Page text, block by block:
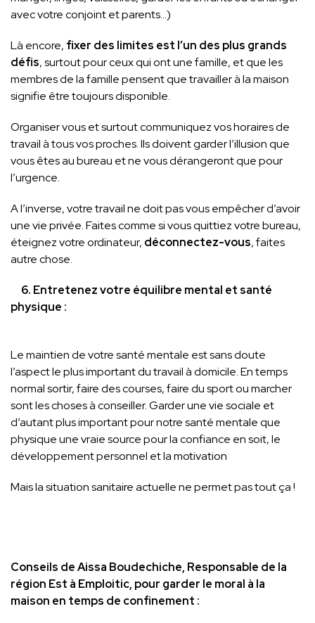
avec votre conjoint et parents…)
Là encore, fixer des limites est l’un des plus grands
défis, surtout pour ceux qui ont une famille, et que les
membres de la famille pensent que travailler à la maison
signifie être toujours disponible.
Organiser vous et surtout communiquez vos horaires de
travail à tous vos proches. Ils doivent garder l’illusion que
vous êtes au bureau et ne vous dérangeront que pour
l’urgence.
A l’inverse, votre travail ne doit pas vous empêcher d’avoir
une vie privée. Faites comme si vous quittiez votre bureau,
éteignez votre ordinateur, déconnectez-vous, faites
autre chose.
6. Entretenez votre équilibre mental et santé
physique :
Le maintien de votre santé mentale est sans doute
l’aspect le plus important du travail à domicile. En temps
normal sortir, faire des courses, faire du sport ou marcher
sont les choses à conseiller. Garder une vie sociale et
d’autant plus important pour notre santé mentale que
physique une vraie source pour la confiance en soit, le
développement personnel et la motivation
Mais la situation sanitaire actuelle ne permet pas tout ça !
Conseils de Aissa Boudechiche, Responsable de la
région Est à Emploitic, pour garder le moral à la
maison en temps de confinement :